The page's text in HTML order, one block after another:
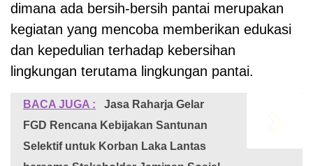
dimana ada bersih-bersih pantai merupakan
kegiatan yang mencoba memberikan edukasi
dan kepedulian terhadap kebersihan
lingkungan terutama lingkungan pantai.
BACA JUGA :
Jasa Raharja Gelar
FGD Rencana Kebijakan Santunan
Selektif untuk Korban Laka Lantas